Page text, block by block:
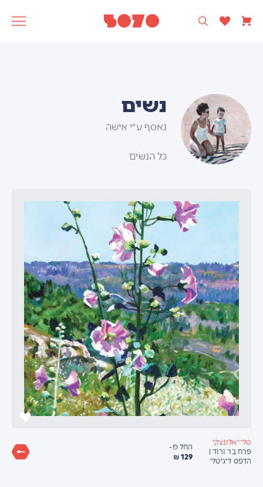
רק עיצוב ישראלי 🩵
אסופהSAGAתוצרת5070
נשים
נאסף ע״י אישה
כל הנשים
טלי יאלונצקי
פרח בר ורוד |
הדפס דיגיטלי
החל מ-
129 ₪